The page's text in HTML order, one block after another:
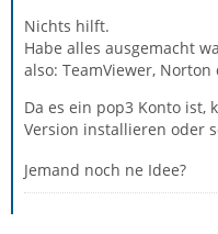
Nichts hilft.
Habe alles ausgemacht
also: TeamViewer, Norton
Da es ein pop3 Konto ist,
Version installieren oder
Jemand noch ne Idee?